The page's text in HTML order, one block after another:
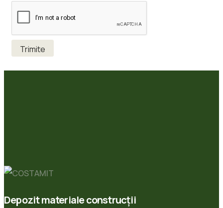
Depozit materiale construcții